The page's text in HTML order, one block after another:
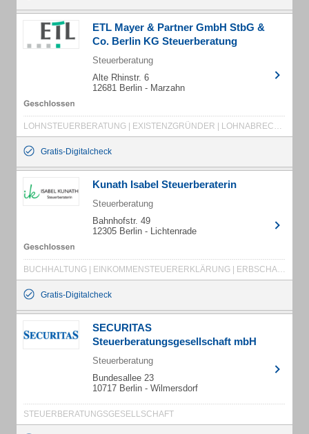
ETL Mayer & Partner GmbH StbG &
Co. Berlin KG Steuerberatung
Steuerberatung
Alte Rhinstr. 6
12681 Berlin - Marzahn
LOHNSTEUERBERATUNG | EXISTENZGRÜNDER | LOHNABRECHNUNG | ERBSCHAFTSSTEUERBERATUNG | FINANZBUCHHALTUNG | JAHRESABSCHLÜSSE | EINKOMMENSSTEUERERKLÄRUNG | RENTENBESTEUERUNG | RECHTSFORMBERATUNG | LOHNSTEUERJAHRESAUSGLEICH | ARBEITNEHMERBESTEUERUNG | GEWINNERMITTLUNG | BILANZEN | GEHALTSABRECHNUNGEN | ANLAGENBUCHHALTUNG | SPEZIALBUCHFÜHRUNGEN | UMSATZSTEUERVORANMELDUNGEN | GESCHÄFTSANALYSEN | KOSTENSTELLENAUSWERTUNGEN | EINNAHME-ÜBERSCHUSSRECHNUNGEN | UMSATZSTEUERERKLÄRUNGEN | GEWERBESTEUERERKLÄRUNGEN
Gratis-Digitalcheck
Kunath Isabel Steuerberaterin
Steuerberatung
Bahnhofstr. 49
12305 Berlin - Lichtenrade
BUCHHALTUNG | EINKOMMENSTEUERERKLÄRUNG | ERBSCHAFTSSTEUER | GESCHÄFTSGRÜNDUNG | JAHRESABSCHLÜSSE | LÖHNE | STEUERBERATUNG | STEUERERKLÄRUNG
Gratis-Digitalcheck
SECURITAS
Steuerberatungsgesellschaft mbH
Steuerberatung
Bundesallee 23
10717 Berlin - Wilmersdorf
STEUERBERATUNGSGESELLSCHAFT